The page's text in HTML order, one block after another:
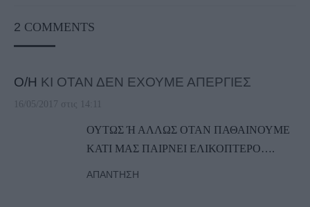
2 COMMENTS
Ο/Η ΚΙ ΟΤΑΝ ΔΕΝ ΕΧΟΥΜΕ ΑΠΕΡΓΙΕΣ
16/05/2017 στις 14:11
ΟΥΤΩΣ Ή ΑΛΛΩΣ ΟΤΑΝ ΠΑΘΑΙΝΟΥΜΕ
ΚΑΤΙ ΜΑΣ ΠΑΙΡΝΕΙ ΕΛΙΚΟΠΤΕΡΟ….
ΑΠΆΝΤΗΣΗ